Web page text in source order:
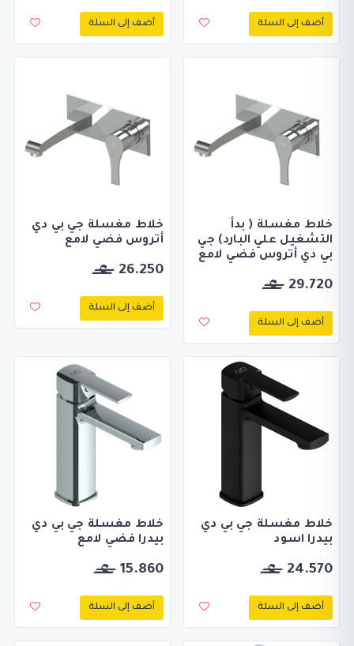
أضف إلى السلة أضف إلى السلة
خلاط مغسلة ( بدأ
التشغيل علي البارد) جي
بي دي أتروس فضي لامع
29.720
أضف إلى السلة
خلاط مغسلة جي بي دي
أتروس فضي لامع
26.250
أضف إلى السلة
خلاط مغسلة جي بي دي
بيدرا اسود
24.570
أضف إلى السلة
خلاط مغسلة جي بي دي
بيدرا فضي لامع
15.860
أضف إلى السلة